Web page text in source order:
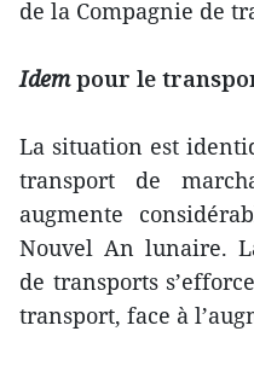
de la Compagnie de
Idempour le
La situation est
transport de
augmente
Nouvel An lunaire.
de transports
transport, face à